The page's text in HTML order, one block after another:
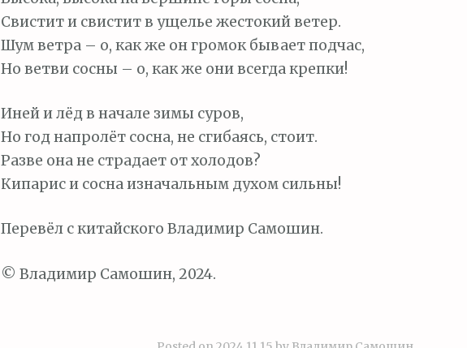
Свистит и свистит в ущелье жестокий ветер.
Шум ветра – о, как же он громок бывает подчас,
Но ветви сосны – о, как же они всегда крепки!
Иней и лёд в начале зимы суров,
Но год напролёт сосна, не сгибаясь, стоит.
Разве она не страдает от холодов?
Кипарис и сосна изначальным духом сильны!
Перевёл с китайского Владимир Самошин.
© Владимир Самошин, 2024.